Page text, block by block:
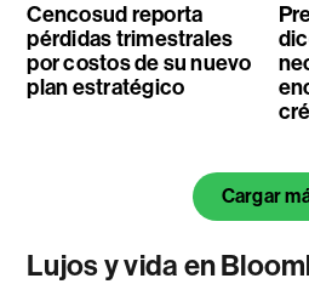
Cencosud reporta
pérdidas trimestrales
por costos de su nuevo
plan estratégico
Cargar
Lujos y vida en